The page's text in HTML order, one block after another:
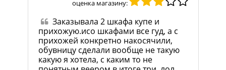
оценка магазину:
Заказывала 2 шкафа купе и
прихожую.исо шкафами все гуд, а с
прихожей конкретно накосячили,
обувницу сделали вообще не такую
какую я хотела, с каким то не